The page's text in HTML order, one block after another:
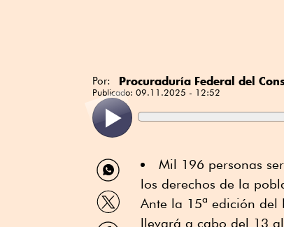
Por: Procuraduría Federal del
Publicado: 09.11.2025 - 12:52
Compartir
por
WhatsApp
Compartir
por
Twitter
Compartir
Mil 196 personas
los derechos de la
Ante la 15ª edición del
llevará a cabo del 13